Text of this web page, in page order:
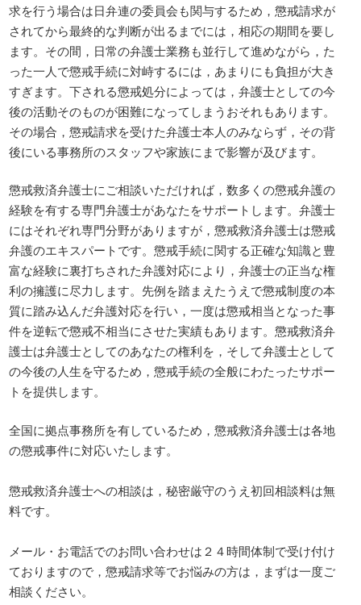
求を行う場合は日弁連の委員会も関与するため，懲戒請求が
されてから最終的な判断が出るまでには，相応の期間を要し
ます。その間，日常の弁護士業務も並行して進めながら，た
った一人で懲戒手続に対峙するには，あまりにも負担が大き
すぎます。下される懲戒処分によっては，弁護士としての今
後の活動そのものが困難になってしまうおそれもあります。
その場合，懲戒請求を受けた弁護士本人のみならず，その背
後にいる事務所のスタッフや家族にまで影響が及びます。
懲戒救済弁護士にご相談いただければ，数多くの懲戒弁護の
経験を有する専門弁護士があなたをサポートします。弁護士
にはそれぞれ専門分野がありますが，懲戒救済弁護士は懲戒
弁護のエキスパートです。懲戒手続に関する正確な知識と豊
富な経験に裏打ちされた弁護対応により，弁護士の正当な権
利の擁護に尽力します。先例を踏まえたうえで懲戒制度の本
質に踏み込んだ弁護対応を行い，一度は懲戒相当となった事
件を逆転で懲戒不相当にさせた実績もあります。懲戒救済弁
護士は弁護士としてのあなたの権利を，そして弁護士として
の今後の人生を守るため，懲戒手続の全般にわたったサポー
トを提供します。
全国に拠点事務所を有しているため，懲戒救済弁護士は各地
の懲戒事件に対応いたします。
懲戒救済弁護士への相談は，秘密厳守のうえ初回相談料は無
料です。
メール・お電話でのお問い合わせは２４時間体制で受け付け
ておりますので，懲戒請求等でお悩みの方は，まずは一度ご
相談ください。